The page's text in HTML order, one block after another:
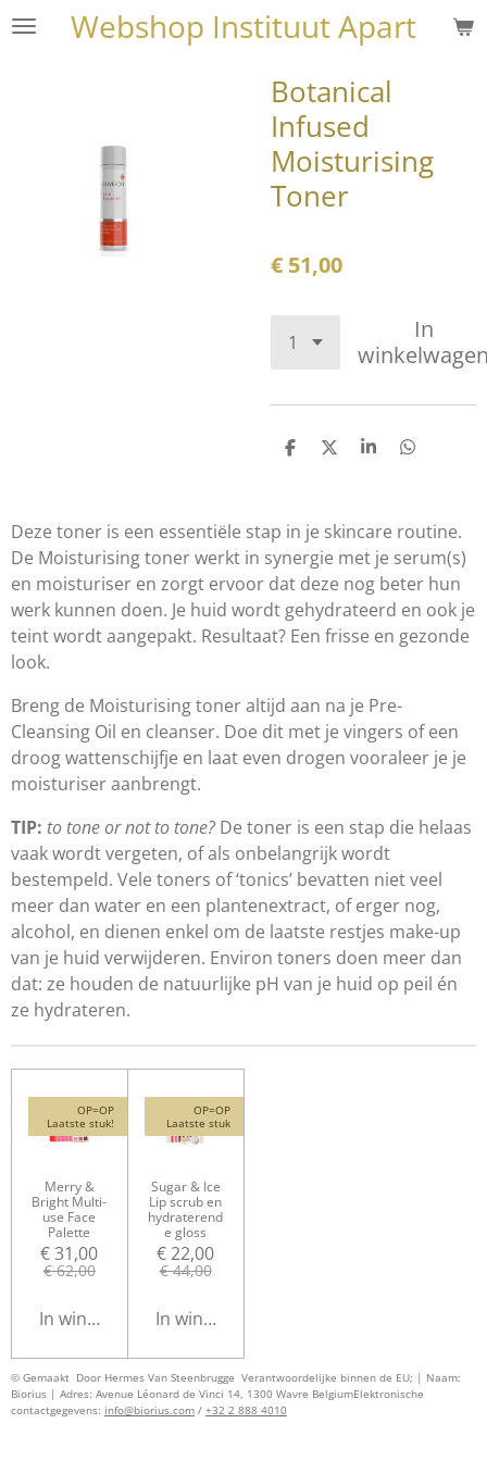
Ga
Webshop Instituut Apart
Botanical
Infused
Moisturising
Toner
€ 51,00
In
D
n
D
S
D
Deze toner is een essentiële stap in je skincare routine.
De Moisturising toner werkt in synergie met je serum(s)
en moisturiser en zorgt ervoor dat deze nog beter hun
werk kunnen doen. Je huid wordt gehydrateerd en ook je
teint wordt aangepakt. Resultaat? Een frisse en gezonde
look.
Breng de Moisturising toner altijd aan na je Pre-
Cleansing Oil en cleanser. Doe dit met je vingers of een
droog wattenschijfje en laat even drogen vooraleer je je
moisturiser aanbrengt.
TIP: to tone or not to tone?De toner is een stap die helaas
vaak wordt vergeten, of als onbelangrijk wordt
bestempeld. Vele toners of ‘tonics’ bevatten niet veel
meer dan water en een plantenextract, of erger nog,
alcohol, en dienen enkel om de laatste restjes make-up
van je huid verwijderen. Environ toners doen meer dan
dat: ze houden de natuurlijke pH van je huid op peil én
ze hydrateren.
OP=OP
Laatste stuk!
Merry &
Bright Multi-
use Face
Palette
€ 31,00
€ 62,00
In winkelwagen
OP=OP
Laatste stuk
Sugar & Ice
Lip scrub en
hydraterend
e gloss
€ 22,00
€ 44,00
In winkelwagen
© Gemaakt Door Hermes Van Steenbrugge Verantwoordelijke binnen de EU; | Naam:
Biorius | Adres: Avenue Léonard de Vinci 14, 1300 Wavre BelgiumElektronische
contactgegevens: info@biorius.com / +32 2 888 4010